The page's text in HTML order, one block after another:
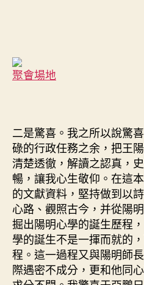
聚會場地
二是驚喜。我之所以說驚
碌的行政任務之余，把王
清楚透徹，解讀之認真，
暢，讓我心生敬仰。在這
的文獻資料，堅持做到以
心路、觀照古今，并從陽
掘出陽明心學的誕生歷程
學的誕生不是一揮而就的
程。這一過程又與陽明師
際遇密不成分，更和他同